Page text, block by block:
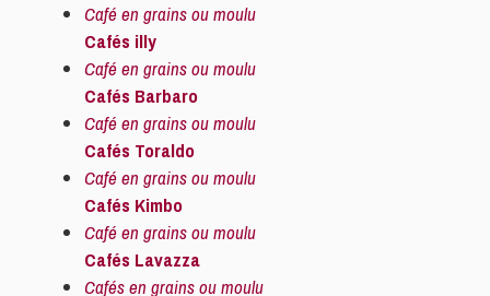
Café en grains ou moulu
Cafés illy
Café en grains ou moulu
Cafés Barbaro
Café en grains ou moulu
Cafés Toraldo
Café en grains ou moulu
Cafés Kimbo
Café en grains ou moulu
Cafés Lavazza
Cafés en grains ou moulu